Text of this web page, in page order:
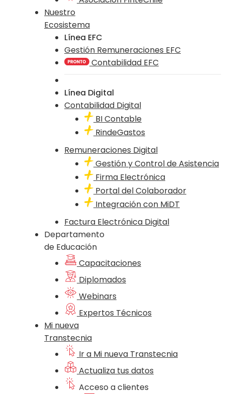
Nuestro
Ecosistema
Línea EFC
Gestión Remuneraciones EFC
Contabilidad EFC
Línea Digital
Contabilidad Digital
BI Contable
RindeGastos
Remuneraciones Digital
Gestión y Control de Asistencia
Firma Electrónica
Portal del Colaborador
Integración con MiDT
Factura Electrónica Digital
Departamento
de Educación
Capacitaciones
Diplomados
Webinars
Expertos Técnicos
Mi nueva
Transtecnia
Ir a Mi nueva Transtecnia
Actualiza tus datos
Acceso a clientes